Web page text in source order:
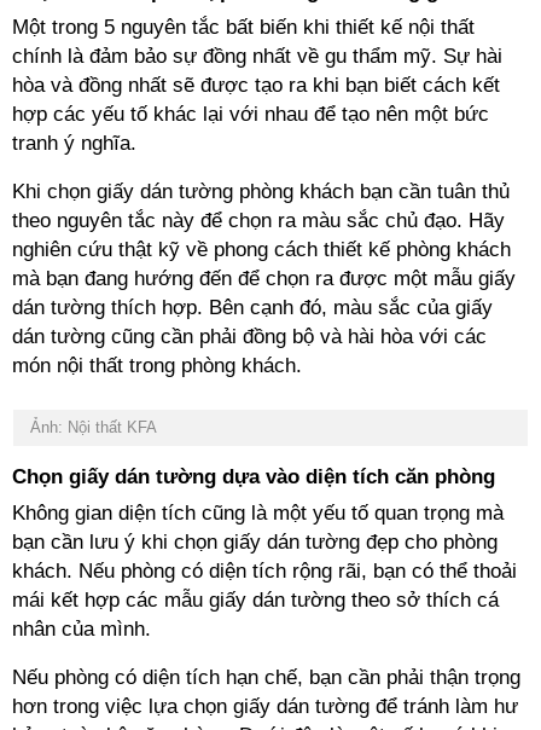
Một trong 5 nguyên tắc bất biến khi thiết kế nội thất
chính là đảm bảo sự đồng nhất về gu thẩm mỹ. Sự hài
hòa và đồng nhất sẽ được tạo ra khi bạn biết cách kết
hợp các yếu tố khác lại với nhau để tạo nên một bức
tranh ý nghĩa.
Khi chọn giấy dán tường phòng khách bạn cần tuân thủ
theo nguyên tắc này để chọn ra màu sắc chủ đạo. Hãy
nghiên cứu thật kỹ về phong cách thiết kế phòng khách
mà bạn đang hướng đến để chọn ra được một mẫu giấy
dán tường thích hợp. Bên cạnh đó, màu sắc của giấy
dán tường cũng cần phải đồng bộ và hài hòa với các
món nội thất trong phòng khách.
Ảnh: Nội thất KFA
Chọn giấy dán tường dựa vào diện tích căn phòng
Không gian diện tích cũng là một yếu tố quan trọng mà
bạn cần lưu ý khi chọn giấy dán tường đẹp cho phòng
khách. Nếu phòng có diện tích rộng rãi, bạn có thể thoải
mái kết hợp các mẫu giấy dán tường theo sở thích cá
nhân của mình.
Nếu phòng có diện tích hạn chế, bạn cần phải thận trọng
hơn trong việc lựa chọn giấy dán tường để tránh làm hư